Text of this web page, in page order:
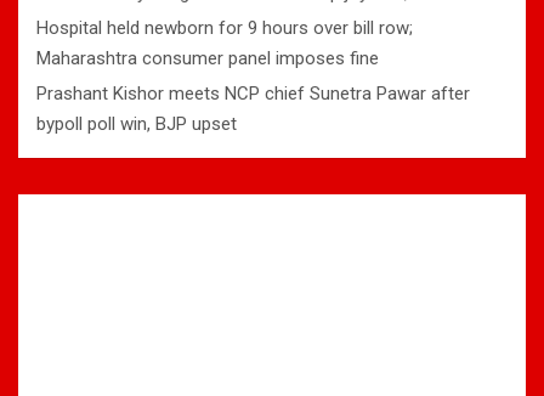
Hospital held newborn for 9 hours over bill row;
Maharashtra consumer panel imposes fine
Prashant Kishor meets NCP chief Sunetra Pawar after
bypoll poll win, BJP upset